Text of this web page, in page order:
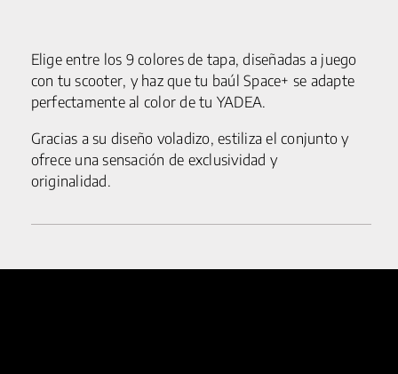
SALA DE PRENSA
CONTACTO
MI CUENTA
Elige entre los 9 colores de tapa, diseñadas a juego
con tu scooter, y haz que tu baúl Space+ se adapte
perfectamente al color de tu YADEA.
Gracias a su diseño voladizo, estiliza el conjunto y
ofrece una sensación de exclusividad y
originalidad.